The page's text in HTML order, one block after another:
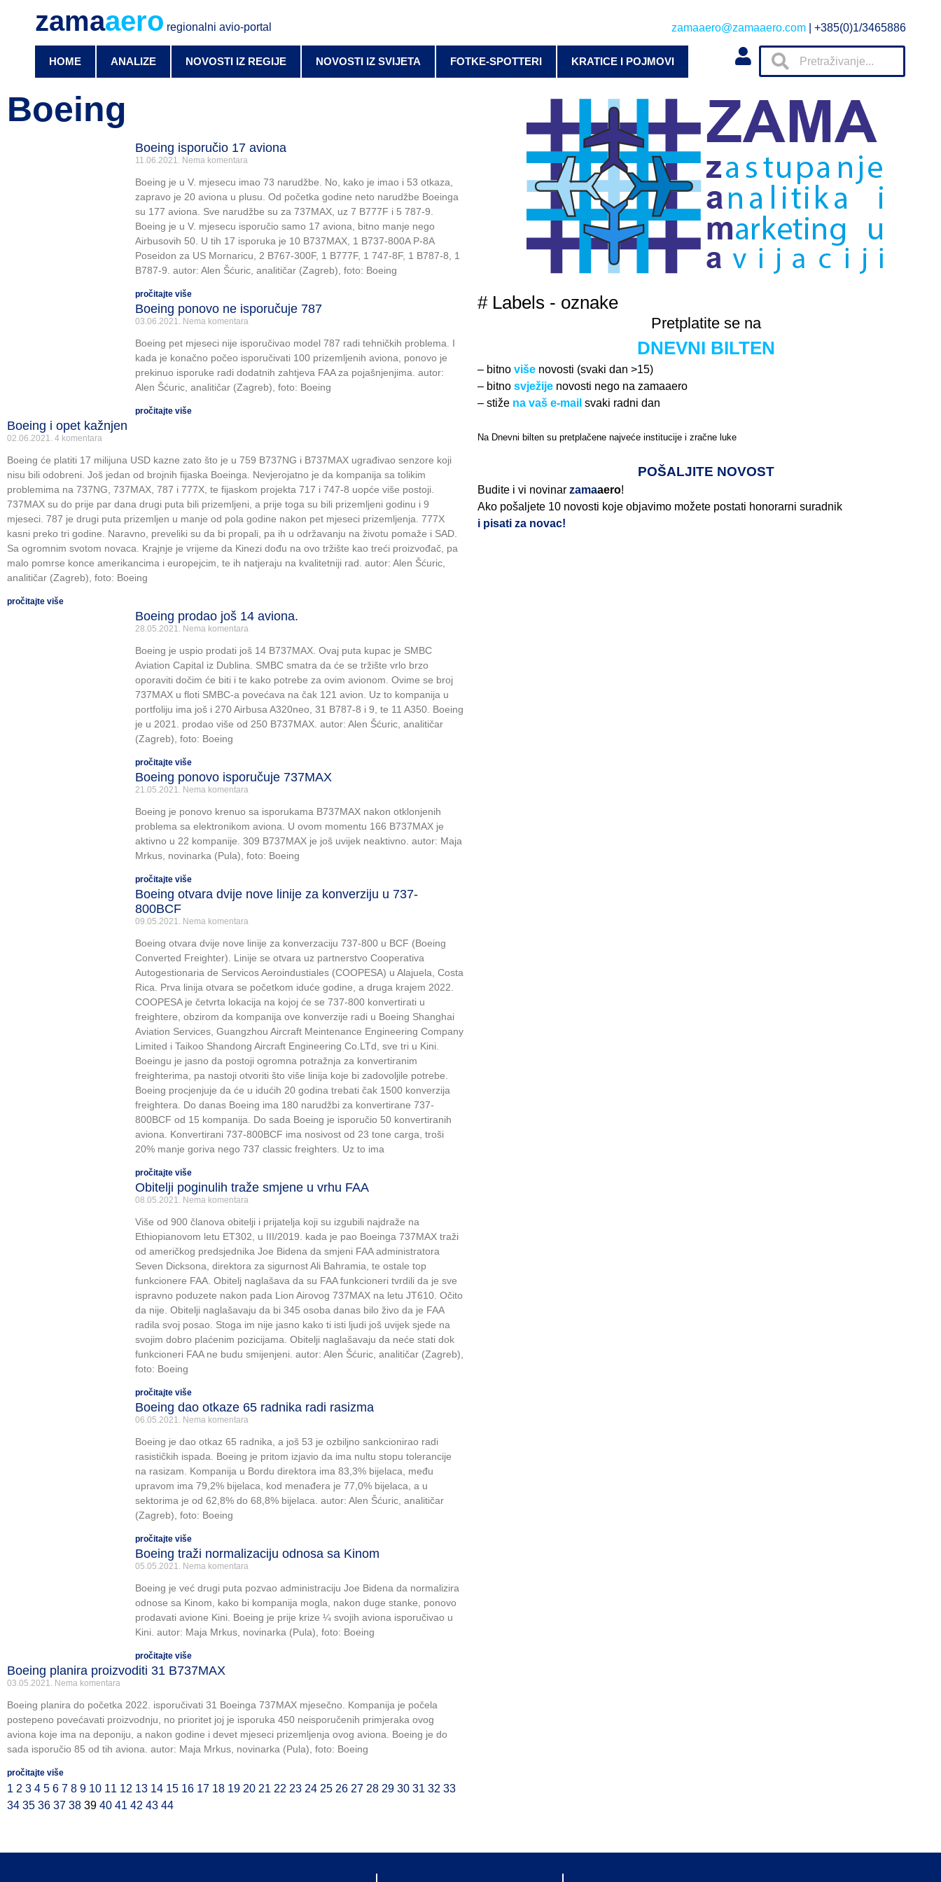
zamaaero regionalni avio-portal zamaaero@zamaaero.com | +385(0)1/3465886
HOME ANALIZE NOVOSTI IZ REGIJE NOVOSTI IZ SVIJETA FOTKE-SPOTTERI KRATICE I POJMOVI
Boeing
Boeing isporučio 17 aviona
11.06.2021. Nema komentara
Boeing je u V. mjesecu imao 73 narudžbe. No, kako je imao i 53 otkaza,
zapravo je 20 aviona u plusu. Od početka godine neto narudžbe Boeinga
su 177 aviona. Sve narudžbe su za 737MAX, uz 7 B777F i 5 787-9.
Boeing je u V. mjesecu isporučio samo 17 aviona, bitno manje nego
Airbusovih 50. U tih 17 isporuka je 10 B737MAX, 1 B737-800A P-8A
Poseidon za US Mornaricu, 2 B767-300F, 1 B777F, 1 747-8F, 1 B787-8, 1
B787-9. autor: Alen Šćuric, analitičar (Zagreb), foto: Boeing
pročitajte više
Boeing ponovo ne isporučuje 787
03.06.2021. Nema komentara
Boeing pet mjeseci nije isporučivao model 787 radi tehničkih problema. I
kada je konačno počeo isporučivati 100 prizemljenih aviona, ponovo je
prekinuo isporuke radi dodatnih zahtjeva FAA za pojašnjenjima. autor:
Alen Šćuric, analitičar (Zagreb), foto: Boeing
pročitajte više
Boeing i opet kažnjen
02.06.2021. 4 komentara
Boeing će platiti 17 milijuna USD kazne zato što je u 759 B737NG i B737MAX ugrađivao senzore koji
nisu bili odobreni. Još jedan od brojnih fijaska Boeinga. Nevjerojatno je da kompanija sa tolikim
problemima na 737NG, 737MAX, 787 i 777X, te fijaskom projekta 717 i 747-8 uopće više postoji.
737MAX su do prije par dana drugi puta bili prizemljeni, a prije toga su bili prizemljeni godinu i 9
mjeseci. 787 je drugi puta prizemljen u manje od pola godine nakon pet mjeseci prizemljenja. 777X
kasni preko tri godine. Naravno, preveliki su da bi propali, pa ih u održavanju na životu pomaže i SAD.
Sa ogromnim svotom novaca. Krajnje je vrijeme da Kinezi dođu na ovo tržište kao treći proizvođač, pa
malo pomrse konce amerikancima i europejcim, te ih natjeraju na kvalitetniji rad. autor: Alen Šćuric,
analitičar (Zagreb), foto: Boeing
pročitajte više
Boeing prodao još 14 aviona.
28.05.2021. Nema komentara
Boeing je uspio prodati još 14 B737MAX. Ovaj puta kupac je SMBC
Aviation Capital iz Dublina. SMBC smatra da će se tržište vrlo brzo
oporaviti dočim će biti i te kako potrebe za ovim avionom. Ovime se broj
737MAX u floti SMBC-a povećava na čak 121 avion. Uz to kompanija u
portfoliju ima još i 270 Airbusa A320neo, 31 B787-8 i 9, te 11 A350. Boeing
je u 2021. prodao više od 250 B737MAX. autor: Alen Šćuric, analitičar
(Zagreb), foto: Boeing
pročitajte više
Boeing ponovo isporučuje 737MAX
21.05.2021. Nema komentara
Boeing je ponovo krenuo sa isporukama B737MAX nakon otklonjenih
problema sa elektronikom aviona. U ovom momentu 166 B737MAX je
aktivno u 22 kompanije. 309 B737MAX je još uvijek neaktivno. autor: Maja
Mrkus, novinarka (Pula), foto: Boeing
pročitajte više
Boeing otvara dvije nove linije za konverziju u 737-
800BCF
09.05.2021. Nema komentara
Boeing otvara dvije nove linije za konverzaciju 737-800 u BCF (Boeing
Converted Freighter). Linije se otvara uz partnerstvo Cooperativa
Autogestionaria de Servicos Aeroindustiales (COOPESA) u Alajuela, Costa
Rica. Prva linija otvara se početkom iduće godine, a druga krajem 2022.
COOPESA je četvrta lokacija na kojoj će se 737-800 konvertirati u
freightere, obzirom da kompanija ove konverzije radi u Boeing Shanghai
Aviation Services, Guangzhou Aircraft Meintenance Engineering Company
Limited i Taikoo Shandong Aircraft Engineering Co.LTd, sve tri u Kini.
Boeingu je jasno da postoji ogromna potražnja za konvertiranim
freighterima, pa nastoji otvoriti što više linija koje bi zadovoljile potrebe.
Boeing procjenjuje da će u idućih 20 godina trebati čak 1500 konverzija
freightera. Do danas Boeing ima 180 narudžbi za konvertirane 737-
800BCF od 15 kompanija. Do sada Boeing je isporučio 50 konvertiranih
aviona. Konvertirani 737-800BCF ima nosivost od 23 tone carga, troši
20% manje goriva nego 737 classic freighters. Uz to ima
pročitajte više
Obitelji poginulih traže smjene u vrhu FAA
08.05.2021. Nema komentara
Više od 900 članova obitelji i prijatelja koji su izgubili najdraže na
Ethiopianovom letu ET302, u III/2019. kada je pao Boeinga 737MAX traži
od američkog predsjednika Joe Bidena da smjeni FAA administratora
Seven Dicksona, direktora za sigurnost Ali Bahramia, te ostale top
funkcionere FAA. Obitelj naglašava da su FAA funkcioneri tvrdili da je sve
ispravno poduzete nakon pada Lion Airovog 737MAX na letu JT610. Očito
da nije. Obitelji naglašavaju da bi 345 osoba danas bilo živo da je FAA
radila svoj posao. Stoga im nije jasno kako ti isti ljudi još uvijek sjede na
svojim dobro plaćenim pozicijama. Obitelji naglašavaju da neće stati dok
funkcioneri FAA ne budu smijenjeni. autor: Alen Šćuric, analitičar (Zagreb),
foto: Boeing
pročitajte više
Boeing dao otkaze 65 radnika radi rasizma
06.05.2021. Nema komentara
Boeing je dao otkaz 65 radnika, a još 53 je ozbiljno sankcionirao radi
rasističkih ispada. Boeing je pritom izjavio da ima nultu stopu tolerancije
na rasizam. Kompanija u Bordu direktora ima 83,3% bijelaca, među
upravom ima 79,2% bijelaca, kod menađera je 77,0% bijelaca, a u
sektorima je od 62,8% do 68,8% bijelaca. autor: Alen Šćuric, analitičar
(Zagreb), foto: Boeing
pročitajte više
Boeing traži normalizaciju odnosa sa Kinom
05.05.2021. Nema komentara
Boeing je već drugi puta pozvao administraciju Joe Bidena da normalizira
odnose sa Kinom, kako bi kompanija mogla, nakon duge stanke, ponovo
prodavati avione Kini. Boeing je prije krize ¼ svojih aviona isporučivao u
Kini. autor: Maja Mrkus, novinarka (Pula), foto: Boeing
pročitajte više
Boeing planira proizvoditi 31 B737MAX
03.05.2021. Nema komentara
Boeing planira do početka 2022. isporučivati 31 Boeinga 737MAX mjesečno. Kompanija je počela
postepeno povećavati proizvodnju, no prioritet joj je isporuka 450 neisporučenih primjeraka ovog
aviona koje ima na deponiju, a nakon godine i devet mjeseci prizemljenja ovog aviona. Boeing je do
sada isporučio 85 od tih aviona. autor: Maja Mrkus, novinarka (Pula), foto: Boeing
pročitajte više
1 2 3 4 5 6 7 8 9 10 11 12 13 14 15 16 17 18 19 20 21 22 23 24 25 26 27 28 29 30 31 32 33
34 35 36 37 38 39 40 41 42 43 44
# Labels - oznake
Pretplatite se na
DNEVNI BILTEN
– bitno više novosti (svaki dan >15)
– bitno svježije novosti nego na zamaaero
– stiže na vaš e-mail svaki radni dan
Na Dnevni bilten su pretplačene najveće institucije i zračne luke
POŠALJITE NOVOST
Budite i vi novinar zamaaero!
Ako pošaljete 10 novosti koje objavimo možete postati honorarni suradnik
i pisati za novac!